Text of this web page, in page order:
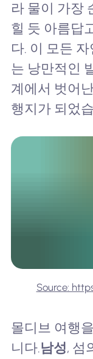
라 물이 가장
힐 듯 아름답
다. 이 모든
는 낭만적인
계에서 벗어
행지가 되었
Source:
몰디브 여행
니다.남성, 섬